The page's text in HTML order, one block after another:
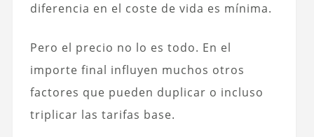
diferencia en el coste de vida es mínima.
Pero el precio no lo es todo. En el
importe final influyen muchos otros
factores que pueden duplicar o incluso
triplicar las tarifas base.